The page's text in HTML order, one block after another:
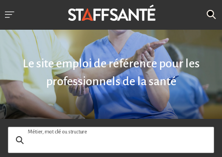
Le site emploi de référence pour les
professionnels de la santé
Métier, mot clé ou structure